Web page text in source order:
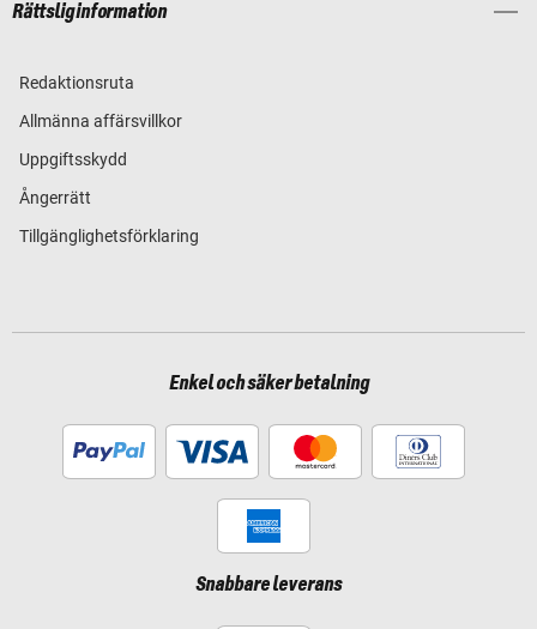
Rättslig information
Redaktionsruta
Allmänna affärsvillkor
Uppgiftsskydd
Ångerrätt
Tillgänglighetsförklaring
Enkel och säker betalning
Snabbare leverans